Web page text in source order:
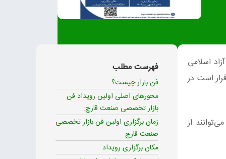
اسلامی
است در
از
فهرست مطلب
فن بازار چیست؟
محورهای اصلی اولین رویداد فن
بازار تخصصی صنعت قارچ:
زمان برگزاری اولین فن بازار تخصصی
صنعت قارچ
مکان برگزاری رویداد